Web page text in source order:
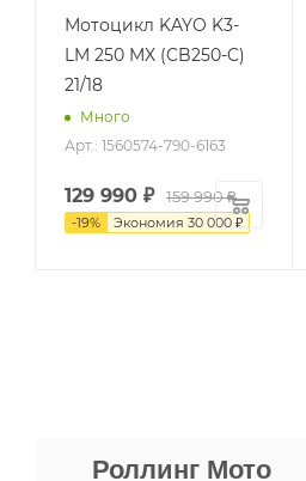
Мотоцикл KAYO K3-
LM 250 MX (CB250-C)
21/18
Много
Арт.: 1560574-790-6163
129 990 ₽ 159 990₽
-19% Экономия 30 000 ₽
Роллинг Мото